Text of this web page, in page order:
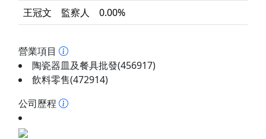
王冠文
監察人 0.00%
營業項目
陶瓷器皿及餐具批發(456917)
飲料零售(472914)
公司歷程